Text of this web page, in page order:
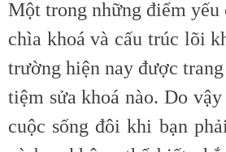
Một trong những điểm
chìa khoá và cấu trúc lõi
trường hiện nay được
tiệm sửa khoá nào. Do
cuộc sống đôi khi bạn